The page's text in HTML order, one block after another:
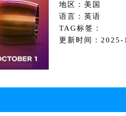
地区：美国
语言：英语
TAG标签：
更新时间：